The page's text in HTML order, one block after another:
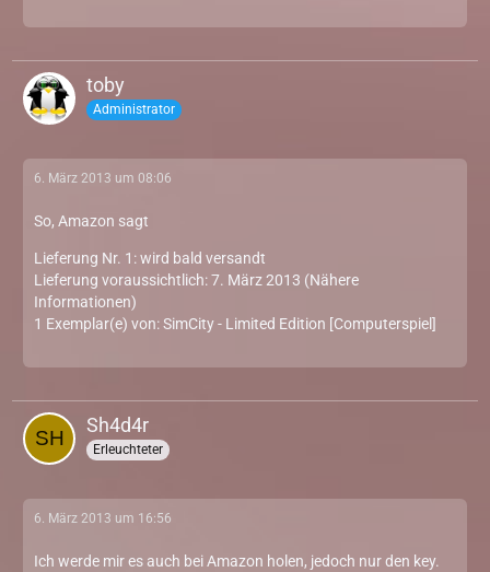
toby
Administrator
6. März 2013 um 08:06
So, Amazon sagt
Lieferung Nr. 1: wird bald versandt
Lieferung voraussichtlich: 7. März 2013 (Nähere
Informationen)
1 Exemplar(e) von: SimCity - Limited Edition [Computerspiel]
Sh4d4r
Erleuchteter
6. März 2013 um 16:56
Ich werde mir es auch bei Amazon holen, jedoch nur den key.